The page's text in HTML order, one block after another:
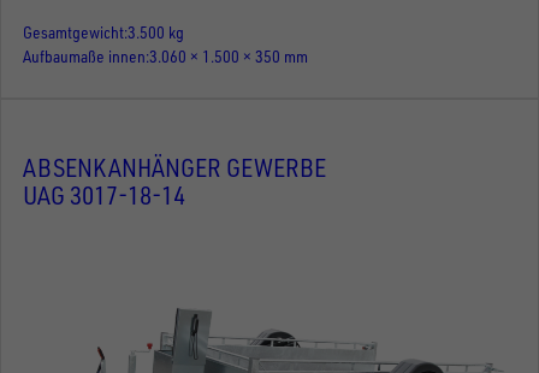
Gesamtgewicht3.500 kg
Aufbaumaße innen 3.060 × 1.500 × 350 mm
ABSENKANHÄNGER GEWERBE
UAG 3017-18-14